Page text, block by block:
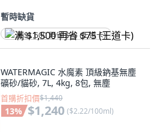
暫時缺貨
满 $1,500 再省 $75 (王道卡)
WATERMAGIC 水魔素 頂級鈉基無塵
礦砂/貓砂, 7L, 4kg, 8包, 無塵
首購折扣價$1,440
13% $1,240 ($2.22/100ml)